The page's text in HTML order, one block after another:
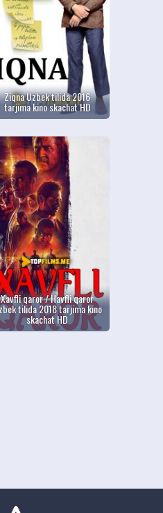
Ziqna Uzbek tilida 2016
tarjima kino skachat HD
Xavfli qaror / Havfli qaror
tilida 2018 tarjima kino
skachat HD